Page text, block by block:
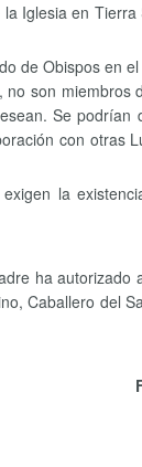
Iglesia en
de Obispos en
son miembros
Se podrían
con otras
la
ha autorizado
Caballero del